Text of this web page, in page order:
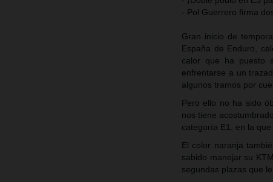
- Pol Guerrero firma
Gran inicio de
España de Enduro,
calor que ha puesto
enfrentarse a un
algunos tramos por
Pero ello no ha sido
nos tiene
categoría E1, en la
El color naranja
sabido manejar su
segundas plazas que